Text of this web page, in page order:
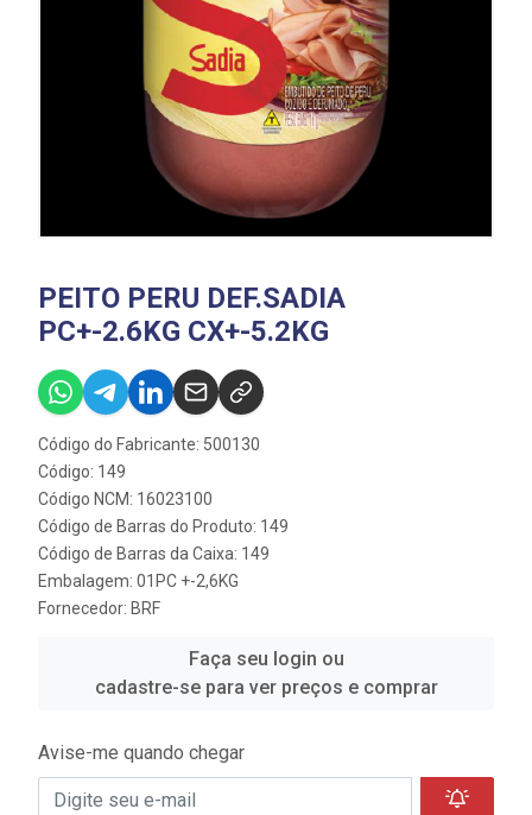
PEITO PERU DEF.SADIA
PC+-2.6KG CX+-5.2KG
Código do Fabricante: 500130
Código: 149
Código NCM: 16023100
Código de Barras do Produto: 149
Código de Barras da Caixa: 149
Embalagem: 01PC +-2,6KG
Fornecedor: BRF
Faça seu login ou
cadastre-se para ver preços e comprar
Avise-me quando chegar